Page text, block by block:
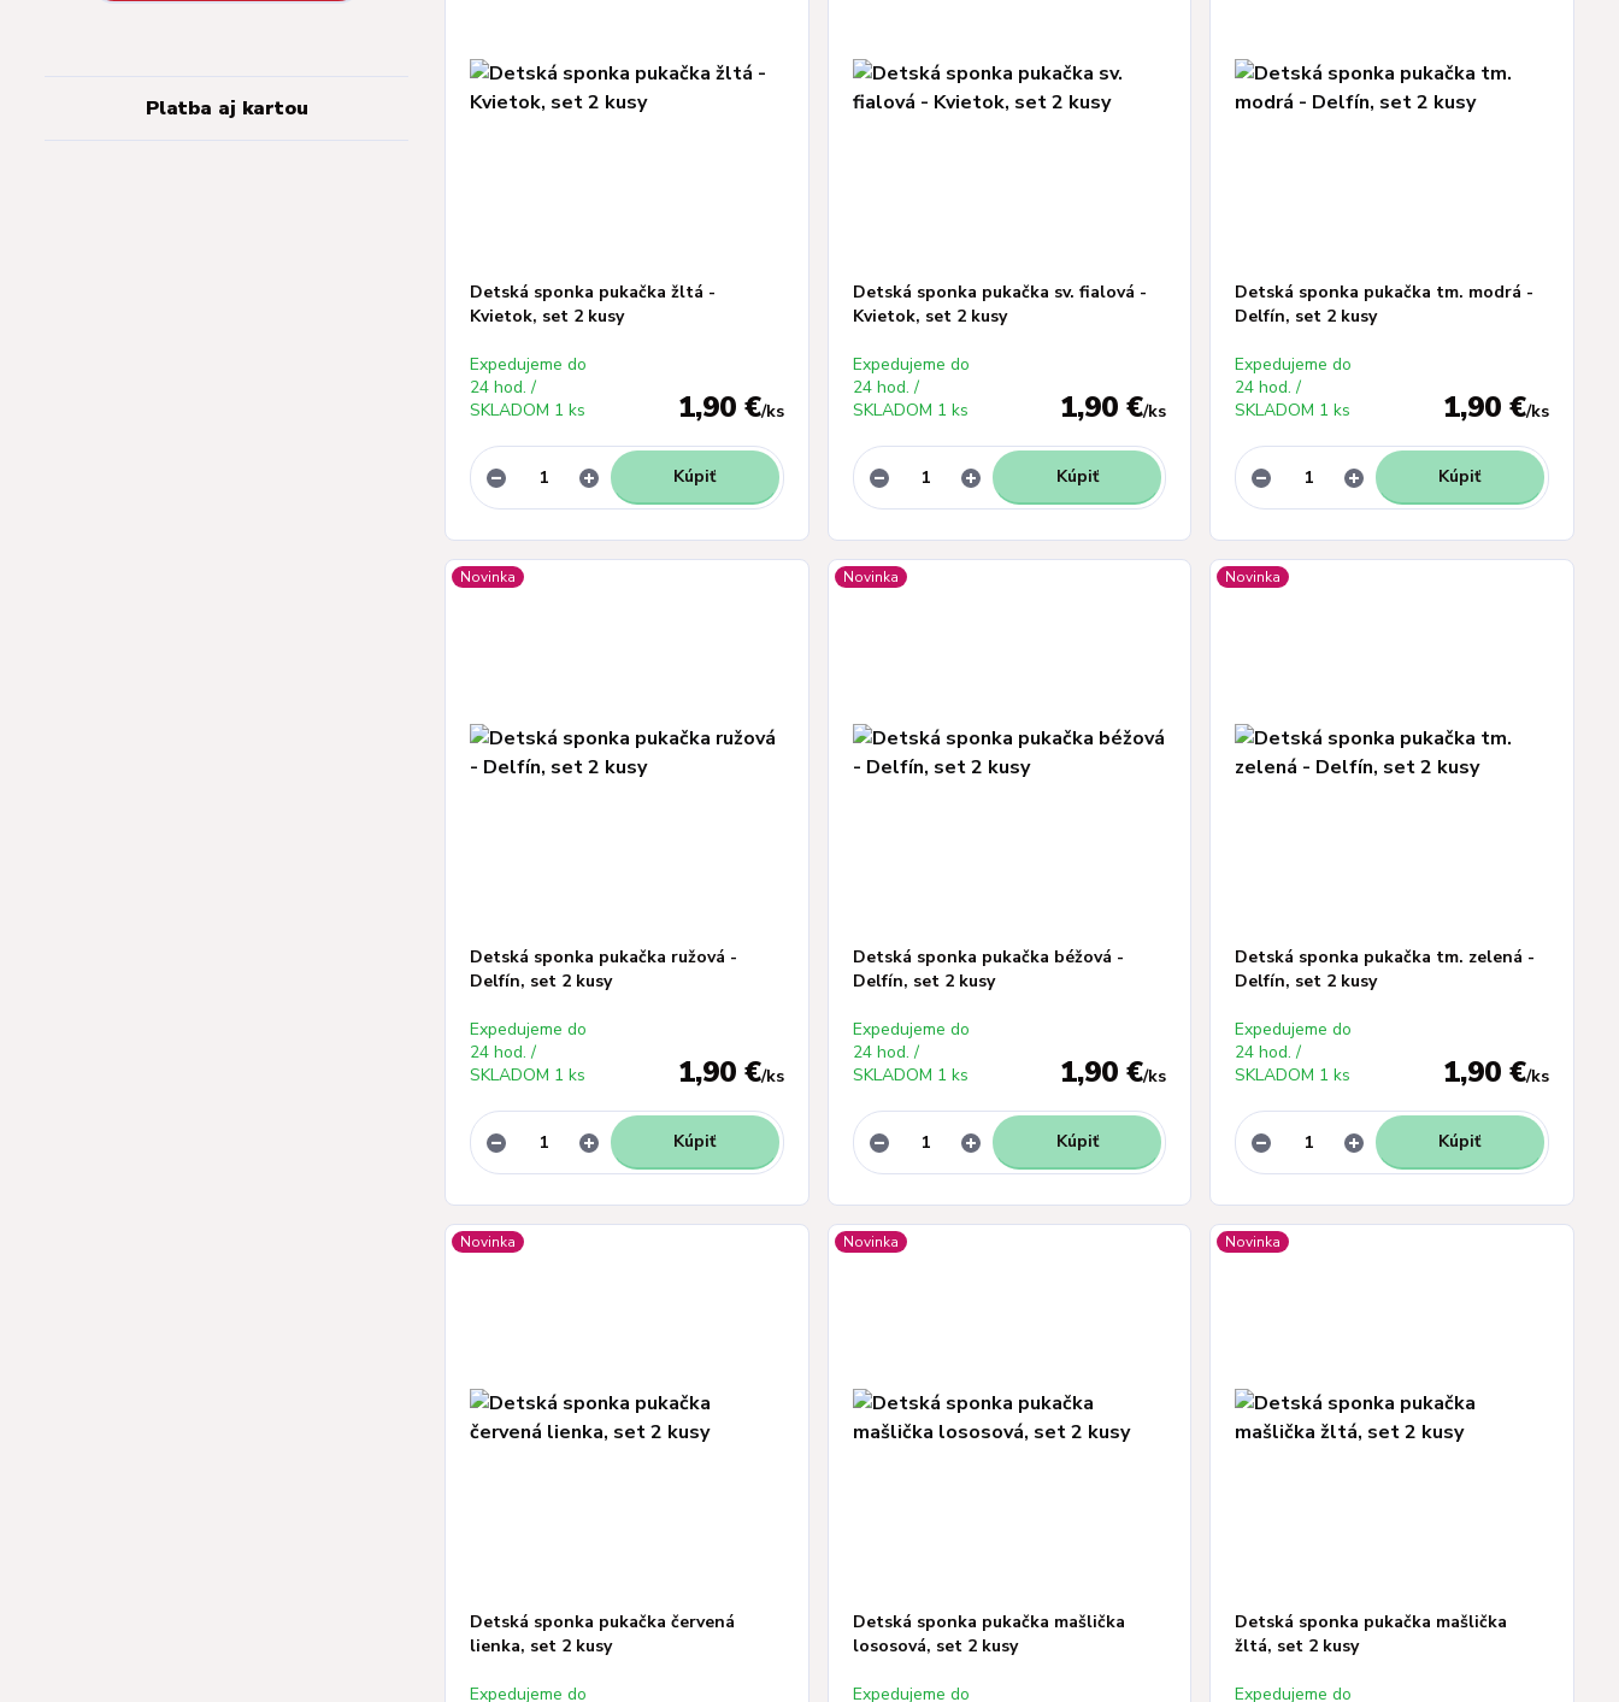
Detská sponka pukačka žltá -
Kvietok, set 2 kusy
1,90 €/ks
Expedujeme do
24 hod. /
SKLADOM 1 ks
Kúpiť
Detská sponka pukačka sv. fialová -
Kvietok, set 2 kusy
1,90 €/ks
Expedujeme do
24 hod. /
SKLADOM 1 ks
Kúpiť
Detská sponka pukačka tm. modrá -
Delfín, set 2 kusy
1,90 €/ks
Expedujeme do
24 hod. /
SKLADOM 1 ks
Kúpiť
Novinka
Detská sponka pukačka ružová -
Delfín, set 2 kusy
1,90 €/ks
Expedujeme do
24 hod. /
SKLADOM 1 ks
Kúpiť
Novinka
Detská sponka pukačka béžová -
Delfín, set 2 kusy
1,90 €/ks
Expedujeme do
24 hod. /
SKLADOM 1 ks
Kúpiť
Novinka
Detská sponka pukačka tm. zelená -
Delfín, set 2 kusy
1,90 €/ks
Expedujeme do
24 hod. /
SKLADOM 1 ks
Kúpiť
Novinka
Detská sponka pukačka červená
lienka, set 2 kusy
Expedujeme do
Novinka
Detská sponka pukačka mašlička
lososová, set 2 kusy
Expedujeme do
Novinka
Detská sponka pukačka mašlička
žltá, set 2 kusy
Expedujeme do
Platba aj kartou